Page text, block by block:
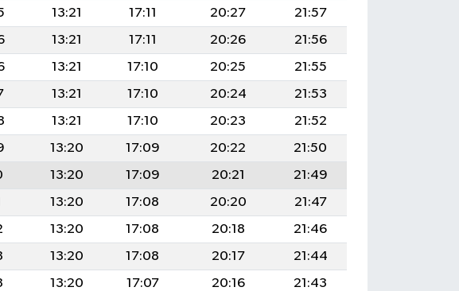
13:21 17:11 20:27
21:57
13:21 17:11 20:26
21:56
13:21 17:10 20:25
21:55
13:21 17:10 20:24
21:53
13:21 17:10 20:23
21:52
13:20 17:09 20:22
21:50
13:20 17:09 20:21
21:49
13:20 17:08 20:20
21:47
13:20 17:08 20:18
21:46
13:20 17:08 20:17
21:44
13:20 17:07 20:16
21:43